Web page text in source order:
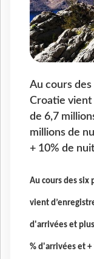
Au cours des
Croatie vient
de 6,7
millions de
+ 10% de
Au cours des six
vient
d'arrivées et
% d'arrivées et